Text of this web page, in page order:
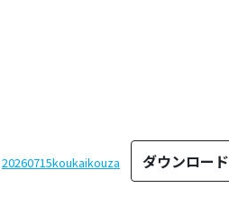
20260715koukaikouza ダウンロード